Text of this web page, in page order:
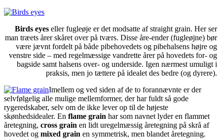
Birds eyes eller fugleøje er det modsatte af straight grain. Her ser
man træets årer skåret over på tværs. Disse åre-ender (fugleøjne) bør
være jævnt fordelt på både pibehovedets og pibehalsens højre og
venstre side – med regelmæssige vandrette årer på hovedets for- og
bagside samt halsens over- og underside. Igen nærmest umuligt i
praksis, men jo tættere på idealet des bedre (og dyrere).
Imellem og ved siden af de to forannævnte er der
selvfølgelig alle mulige mellemformer, der har fuldt så gode
rygeredskaber, selv om de ikke lever op til de højeste
skønhedsidealer. En flame grain har som navnet lyder en flammet
åre­tegning, cross grain en lidt uregelmæssig åretegning på skrå af
hovedet og mixed grain en symmetrisk, men blandet åretegning.